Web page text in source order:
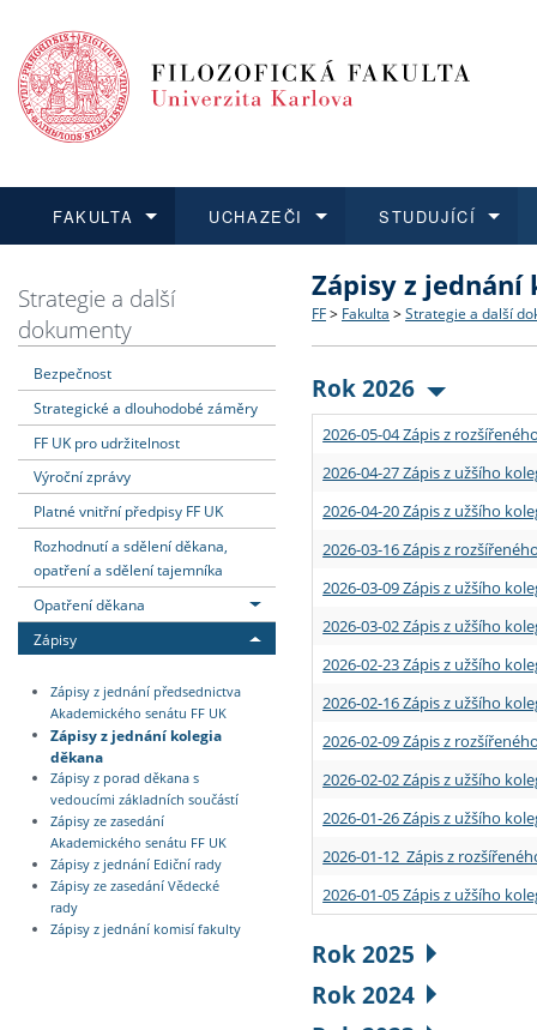
FAKULTA
Dozvědět se více
Struktura a historie
Strategie a další
Podpora a benefity pro
Absolventi fakulty
UCHAZEČI
Podat přihlášku
Co studovat a jak se
Učitelské studijní
Informace k průběhu
STUDUJÍCÍ
Dozvědět se více
Bakalářské a magisterské
Doktorské studium
Rigorózní řízení
Dozvědět se více
O vědě a výzkumu na FF
Akademické kvalifikace
Granty a projekty
Dozvědět se více
Aktuální nabídky a
Vyjíždějící studenti
Přijíždějící studenti
Vyjíždějící zaměstnanci
Strategie a další
dokumenty
Bezpečnost
Strategické a dlouhodobé záměry
FF UK pro udržitelnost
Výroční zprávy
Platné vnitřní předpisy FF UK
Rozhodnutí a sdělení děkana,
opatření a sdělení tajemníka
Opatření děkana
Zápisy
Zápisy z jednání předsednictva
Akademického senátu FF UK
Zápisy z jednání kolegia
děkana
Zápisy z porad děkana s
vedoucími základních součástí
Zápisy ze zasedání
Akademického senátu FF UK
Zápisy z jednání Ediční rady
Zápisy ze zasedání Vědecké
rady
Zápisy z jednání komisí fakulty
Zápisy z jednání
FF > Fakulta > Strategie a další
Rok 2026
2026-05-04 Zápis z
2026-04-27 Zápis z užšího
2026-04-20 Zápis z užšího
2026-03-16 Zápis z
2026-03-09 Zápis z užšího
2026-03-02 Zápis z užšího
2026-02-23 Zápis z užšího
2026-02-16 Zápis z užšího
2026-02-09 Zápis z
2026-02-02 Zápis z užšího
2026-01-26 Zápis z užšího
2026-01-12 Zápis z
2026-01-05 Zápis z užšího
Rok 2025
Rok 2024